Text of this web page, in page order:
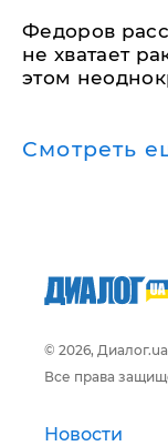
Федоров
не хватает
этом
Смотреть
© 2026, Диалог.ua
Все права
Новости